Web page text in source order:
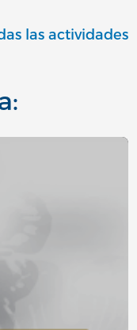
las actividades